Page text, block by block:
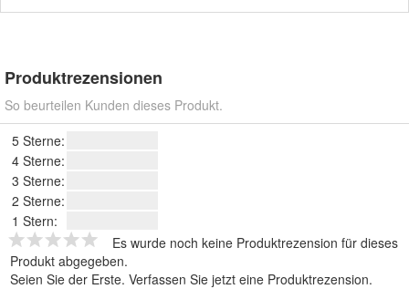
Produktrezensionen
So beurteilen Kunden dieses Produkt.
5 Sterne:
4 Sterne:
3 Sterne:
2 Sterne:
1 Stern:
Es wurde noch keine Produktrezension für dieses
Produkt abgegeben.
Seien Sie der Erste. Verfassen Sie jetzt eine Produktrezension.